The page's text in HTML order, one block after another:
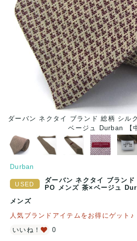
ダーバン ネクタイ ブランド 総柄 シル
ベージュ Durban 【
Durban
ダーバン ネクタイ ブラン
PO メンズ 茶×ベージュ
メンズ
人気ブランドアイテムをお得にゲット♪
いいね！
0